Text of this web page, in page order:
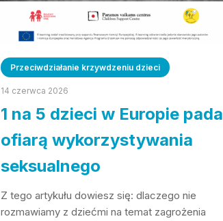
Przeciwdziałanie krzywdzeniu dzieci
14 czerwca 2026
1 na 5 dzieci w Europie pada
ofiarą wykorzystywania
seksualnego
Z tego artykułu dowiesz się: dlaczego nie
rozmawiamy z dziećmi na temat zagrożenia